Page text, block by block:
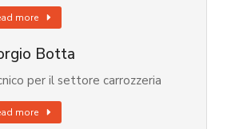
more
Botta
per il settore carrozzeria
more